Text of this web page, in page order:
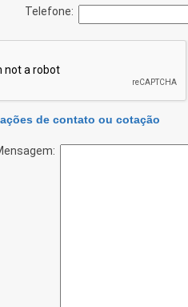
Telefone:
de contato ou cotação